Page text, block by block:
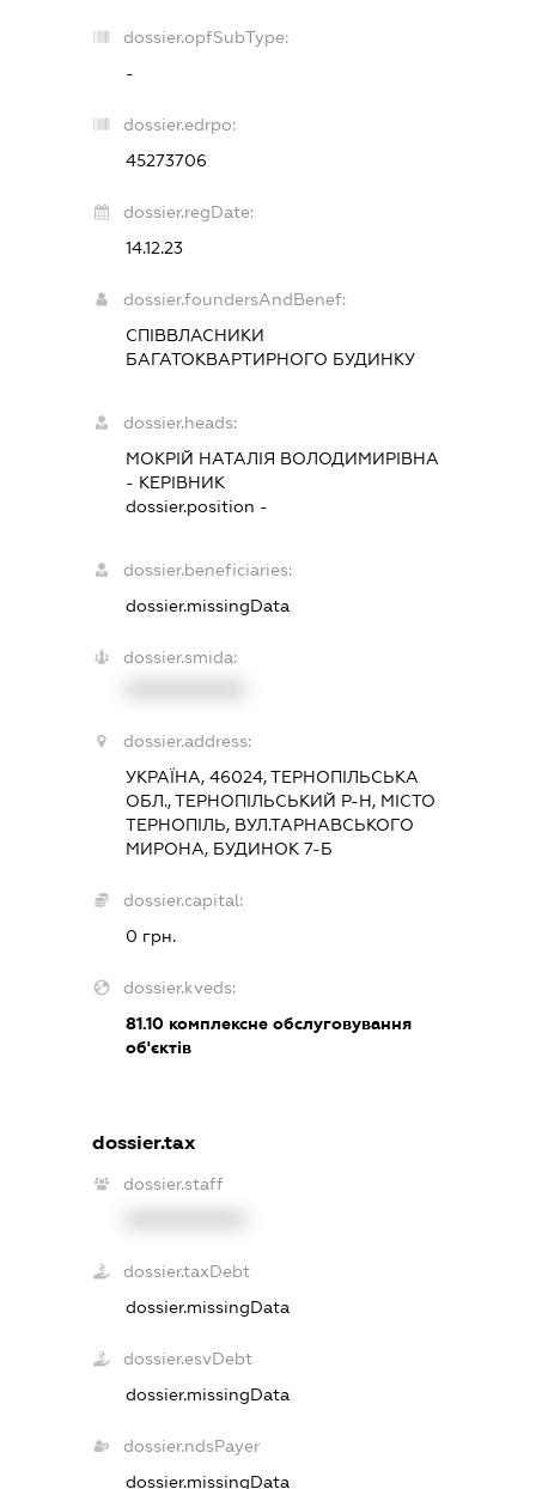
dossier.opfSubType:
-
dossier.edrpo:
45273706
dossier.regDate:
14.12.23
dossier.foundersAndBenef:
СПІВВЛАСНИКИ
БАГАТОКВАРТИРНОГО БУДИНКУ
dossier.heads:
МОКРІЙ НАТАЛІЯ ВОЛОДИМИРІВНА
- КЕРІВНИК
dossier.position -
dossier.beneficiaries:
dossier.missingData
dossier.smida:
dossier.address:
УКРАЇНА, 46024, ТЕРНОПІЛЬСЬКА
ОБЛ., ТЕРНОПІЛЬСЬКИЙ Р-Н, МІСТО
ТЕРНОПІЛЬ, ВУЛ.ТАРНАВСЬКОГО
МИРОНА, БУДИНОК 7-Б
dossier.capital:
0 грн.
dossier.kveds:
81.10комплексне обслуговування
об'єктів
dossier.tax
dossier.staff
dossier.taxDebt
dossier.missingData
dossier.esvDebt
dossier.missingData
dossier.ndsPayer
dossier.missingData